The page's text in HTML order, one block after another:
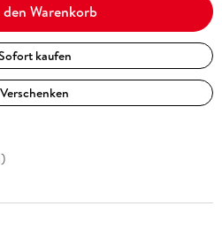
den Warenkorb
kaufen
Verschenken